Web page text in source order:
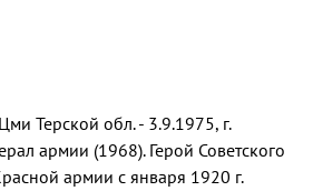
Терской обл. - 3.9.1975, г.
армии (1968). Герой Советского
армии с января 1920 г.